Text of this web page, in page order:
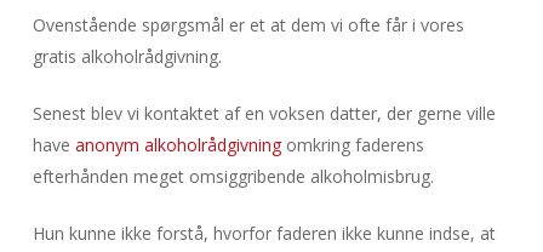
Ovenstående spørgsmål er et at dem vi ofte får i vores
gratis alkoholrådgivning.
Senest blev vi kontaktet af en voksen datter, der gerne ville
have anonym alkoholrådgivningomkring faderens
efterhånden meget omsiggribende alkoholmisbrug.
Hun kunne ikke forstå, hvorfor faderen ikke kunne indse, at